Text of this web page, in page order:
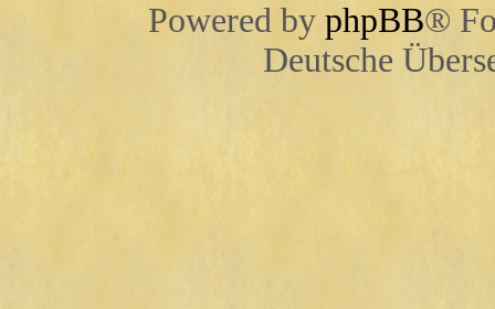
Powered by phpBB®
Deutsche